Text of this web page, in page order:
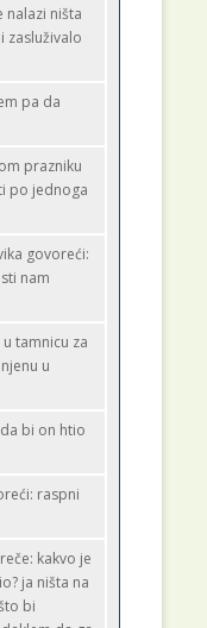
nalazi ništa
zasluživalo
pa da
prazniku
po jednoga
govoreći:
nam
tamnicu za
u
bi on htio
raspni
kakvo je
ja ništa na
bi